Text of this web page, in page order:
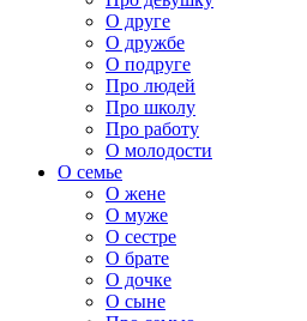
О друге
О дружбе
О подруге
Про людей
Про школу
Про работу
О молодости
О семье
О жене
О муже
О сестре
О брате
О дочке
О сыне